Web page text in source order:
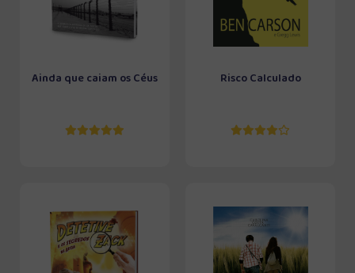
Ainda que caiam os Céus Risco Calculado